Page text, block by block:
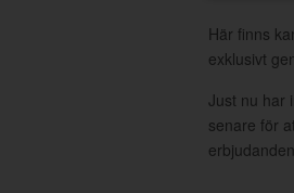
Här finns
exklusivt
Just nu har
senare för